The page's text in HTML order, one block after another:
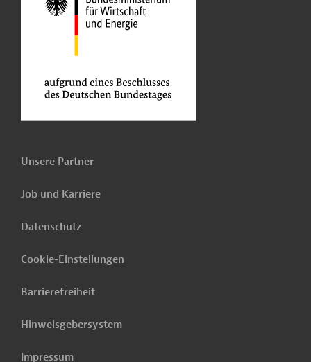
Unsere Partner
Job und Karriere
Datenschutz
Cookie-Einstellungen
Barrierefreiheit
Hinweisgebersystem
Impressum